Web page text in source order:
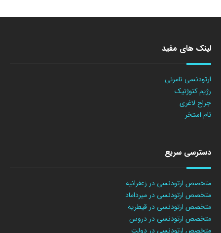
لینک های مفید
ارتودنسی نامرئی
رژیم کتوژنیک
جراح لاغری
تام استخر
دسترسی سریع
متخصص ارتودنسی در زعفرانیه
متخصص ارتودنسی در میرداماد
متخصص ارتودنسی در قیطریه
متخصص ارتودنسی در دروس
متخصص ارتودنسی در دولت